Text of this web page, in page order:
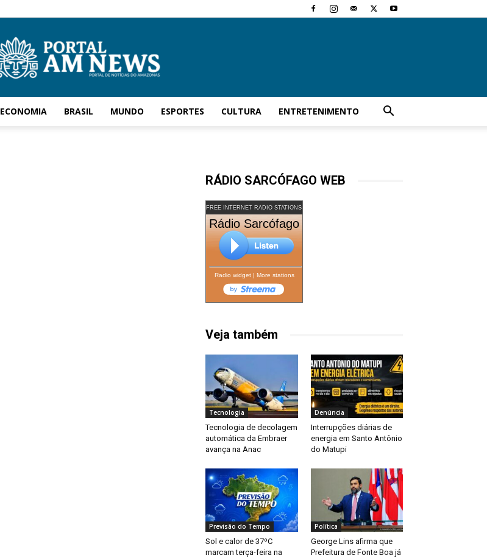
ECONOMIA BRASIL MUNDO ESPORTES CULTURA ENTRETENIMENTO
RÁDIO SARCÓFAGO WEB
FREE INTERNET RADIO STATIONS
Rádio Sarcófago
Radio widget| More stations
Veja também
Tecnologia
Tecnologia de decolagem
automática da Embraer
avança na Anac
Denúncia
Interrupções diárias de
energia em Santo Antônio
do Matupi
Previsão do Tempo
Sol e calor de 37ºC
marcam terça-feira na
Política
George Lins afirma que
Prefeitura de Fonte Boa já